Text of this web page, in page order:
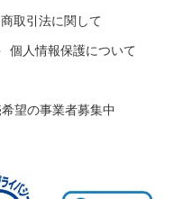
取引法に関して
個人情報保護について
望の事業者募集中